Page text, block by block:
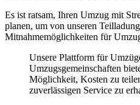
Es ist ratsam, Ihren Umzug mit
planen, um von unseren
Mitnahmemöglichkeiten für
Unsere Plattform für
Umzugsgemeinschaften
Möglichkeit, Kosten zu
zuverlässigen Service zu